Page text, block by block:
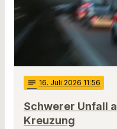
notes 16. Juli 2026 11:56
Schwerer Unfall
Kreuzung